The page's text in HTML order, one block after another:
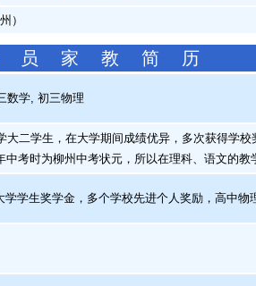
）
员 家 教 简 历
数学, 初三物理
二学生，在大学期间成绩优异，多次获得学
考时为柳州中考状元，所以在理科、语文的教
学生奖学金，多个学校先进个人奖励，高中物